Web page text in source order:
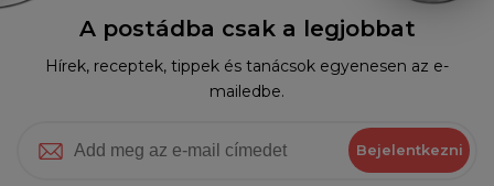
A postádba csak a legjobbat
Hírek, receptek, tippek és tanácsok egyenesen az e-
mailedbe.
Bejelentkezni